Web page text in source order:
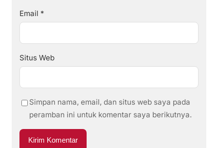
Email *
Situs Web
Simpan nama, email, dan situs web saya pada
peramban ini untuk komentar saya berikutnya.